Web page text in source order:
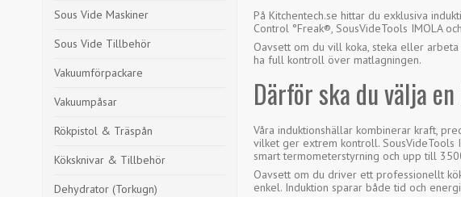
Sous Vide Maskiner
Sous Vide Tillbehör
Vakuumförpackare
Vakuumpåsar
Rökpistol & Träspån
Köksknivar & Tillbehör
Dehydrator (Torkugn)
På Kitchentech.se hittar du exklusiva
Control °Freak®, SousVideTools IMOLA
Oavsett om du vill koka, steka eller
ha full kontroll över matlagningen.
Därför ska du välja
Våra induktionshällar kombinerar kraft,
vilket ger extrem kontroll. SousVideTools
smart termometerstyrning och upp till
Oavsett om du driver ett professionellt
enkel. Induktion sparar både tid och